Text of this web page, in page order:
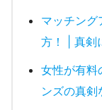
マッチング
方！ | 真剣
女性が有料
ンズの真剣